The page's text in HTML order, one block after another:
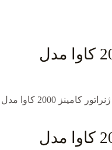
دیزل ژنراتور کامینز 2000 کاوا مدل
/ دیزل ژنراتور کامینز 2000 کاوا مدل
دیزل ژنراتور کامینز 2000 کاوا مدل